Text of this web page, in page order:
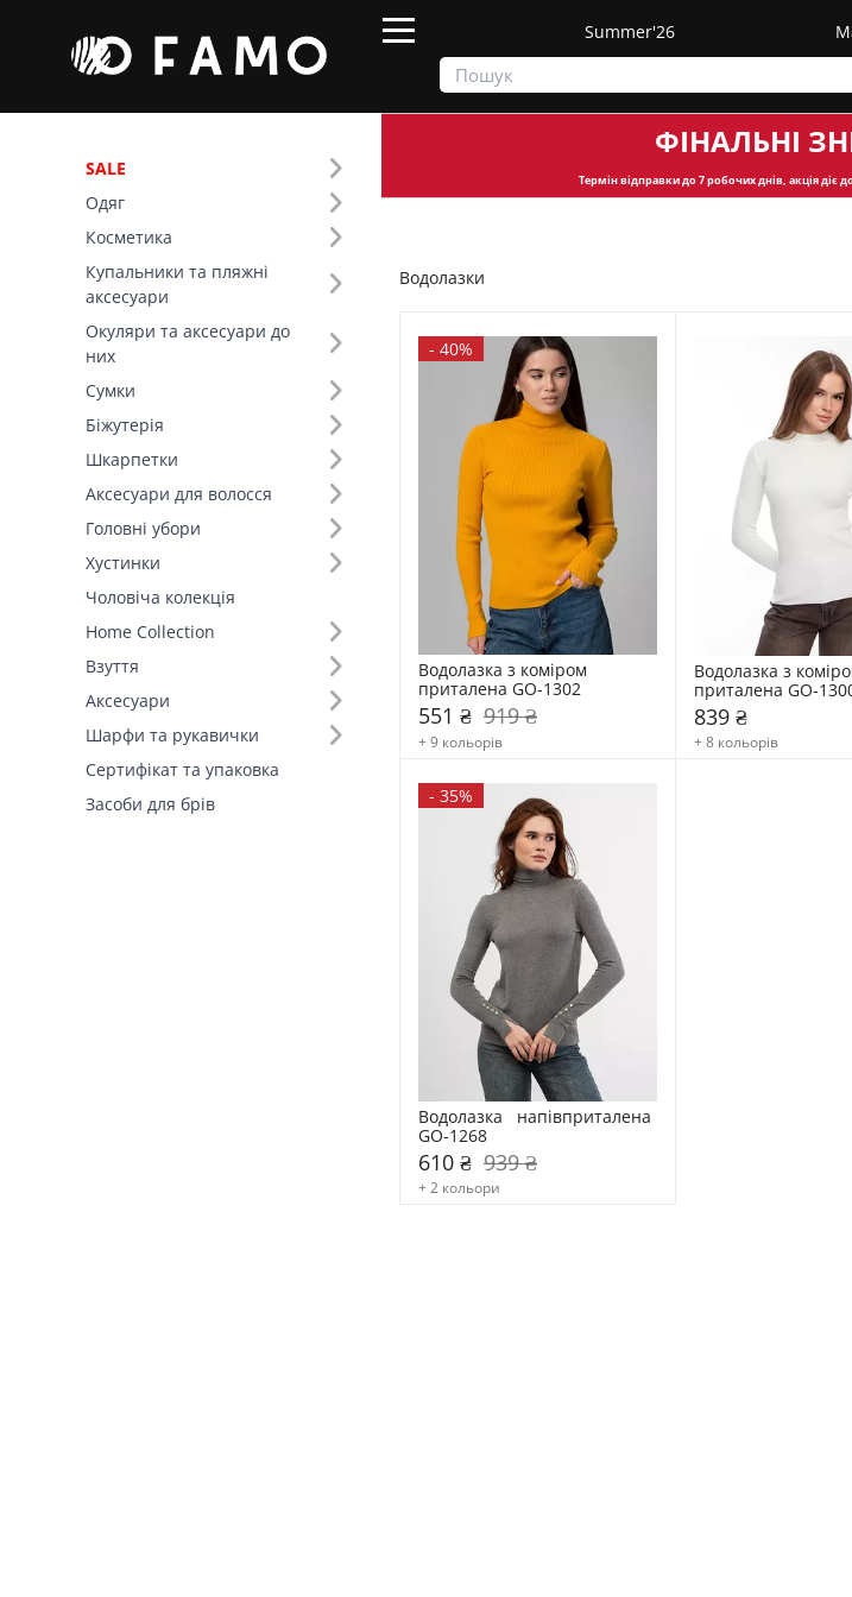
Summer'26
SALE
Одяг
Косметика
Купальники та пляжні
аксесуари
Окуляри та аксесуари до
них
Сумки
Біжутерія
Шкарпетки
Аксесуари для волосся
Головні убори
Хустинки
Чоловіча колекція
Home Collection
Взуття
Аксесуари
Шарфи та рукавички
Сертифікат та упаковка
Засоби для брів
ФІНАЛЬНІ
Термін відправкидо 7 робочих днів, акція діє
Водолазки
Фільтр
Ціна
SALE
Розмір (2)
Основний колір (13)
Водолазки
- 40%
Водолазка з коміром
приталена GO-1302
551 ₴ 919 ₴
+ 9 кольорів
Водолазка з
приталена GO-
839 ₴
+ 8 кольорів
- 35%
Водолазка   напівприталена
GO-1268
610 ₴ 939 ₴
+ 2 кольори